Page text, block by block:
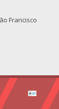
Francisco